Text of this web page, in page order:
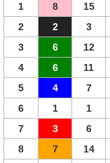
1 8 15
2
2 3
3
6 12
4
6 11
5
4 7
6
1 1
7
3 6
8
7 14